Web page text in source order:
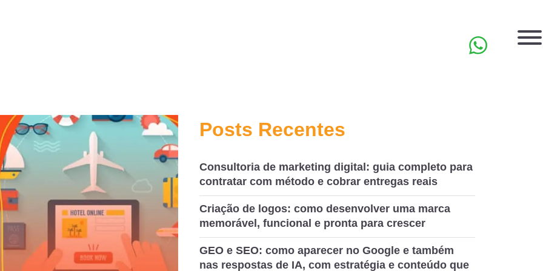
Posts Recentes
Consultoria de marketing digital: guia completo para
contratar com método e cobrar entregas reais
Criação de logos: como desenvolver uma marca
memorável, funcional e pronta para crescer
GEO e SEO: como aparecer no Google e também
nas respostas de IA, com estratégia e conteúdo que